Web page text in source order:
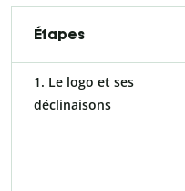
Étapes
1. Le logo et ses
déclinaisons